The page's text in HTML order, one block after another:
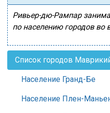
Ривьер-дю-Рампар
по населению городов во
Список городов
Население Гранд-Бе
Население Плен-